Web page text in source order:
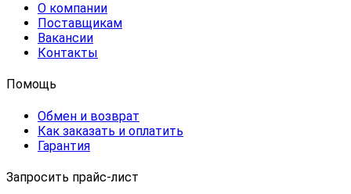
О компании
Поставщикам
Вакансии
Контакты
Помощь
Обмен и возврат
Как заказать и оплатить
Гарантия
Запросить прайс-лист